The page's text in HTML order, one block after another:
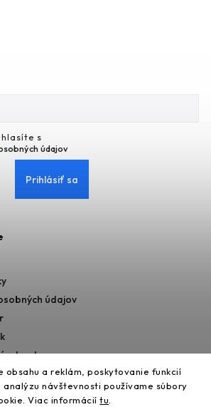
obsahu a reklám, poskytovanie funkcií
analýzu návštevnosti používame súbory
Viac informáciítu
s
údajov
Prihlásiť sa
údajov
od zmluvy